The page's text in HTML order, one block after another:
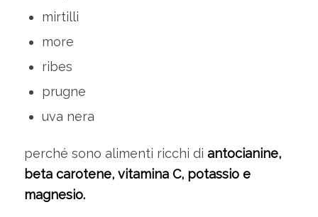
mirtilli
more
ribes
prugne
uva nera
perché sono alimenti ricchi di antocianine,
beta carotene, vitamina C, potassio e
magnesio.